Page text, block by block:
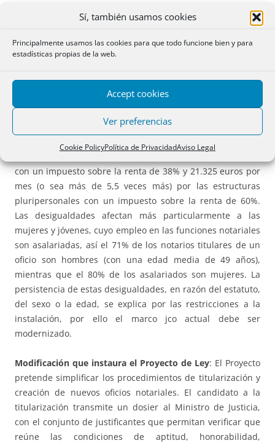
Sí, también usamos cookies
Principalmente usamos las cookies para que todo funcione bien y para
estadísticas propias de la web.
Accept cookies
Ver preferencias
Cookie PolicyPolítica de PrivacidadAviso Legal
L’Aveyron hay 60 notarios para 275.000 habitantes (1 por
cada 4.500 habitantes).
Desigualdad salarial:
calificación, las desigualdades salariales son muy
importantes..La remuneración de un notario asalariado es
de 3.075 euros mensuales brutos al principio de la carrera;
de 3.773 euros tras de cuatro años de experiencia;
mientras que un notario titular tiene unos honorarios de
con un impuesto sobre la renta de 38% y 21.325 euros por
mes (o sea más de 5,5 veces más) por las estructuras
pluripersonales con un impuesto sobre la renta de 60%.
Las desigualdades afectan más particularmente a las
mujeres y jóvenes, cuyo empleo en las funciones notariales
son asalariadas, así el 71% de los notarios titulares de un
oficio son hombres (con una edad media de 49 años),
mientras que el 80% de los asalariados son mujeres. La
persistencia de estas desigualdades, en razón del estatuto,
del sexo o la edad, se explica por las restricciones a la
instalación, por ello el marco jco actual debe ser
modernizado.
Modificación que instaura el Proyecto de Ley: El Proyecto
pretende simplificar los procedimientos de titularización y
creación de nuevos oficios notariales. El candidato a la
titularización transmite un dosier al Ministro de Justicia,
con el conjunto de justificantes que permitan verificar que
reúne las condiciones de aptitud, honorabilidad,